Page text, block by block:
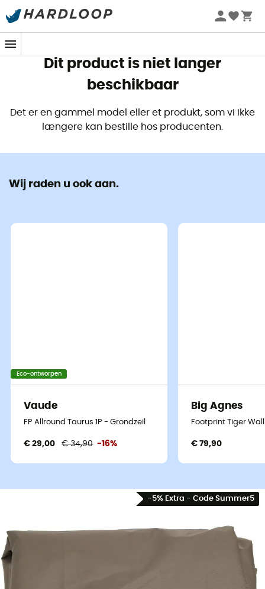
Zomeraanbiedingen 🔥 -5% EXTRA vanaf 2 producten* met
Dit product is niet langer
beschikbaar
Det er en gammel model eller et produkt, som vi ikke
længere kan bestille hos producenten.
Wij raden u ook aan.
Eco-ontworpen
Vaude
FP Allround Taurus 1P - Grondzeil
€ 29,00 € 34,90 -16%
Big Agnes
Footprint Tiger
€ 79,90
-5% Extra - Code Summer5